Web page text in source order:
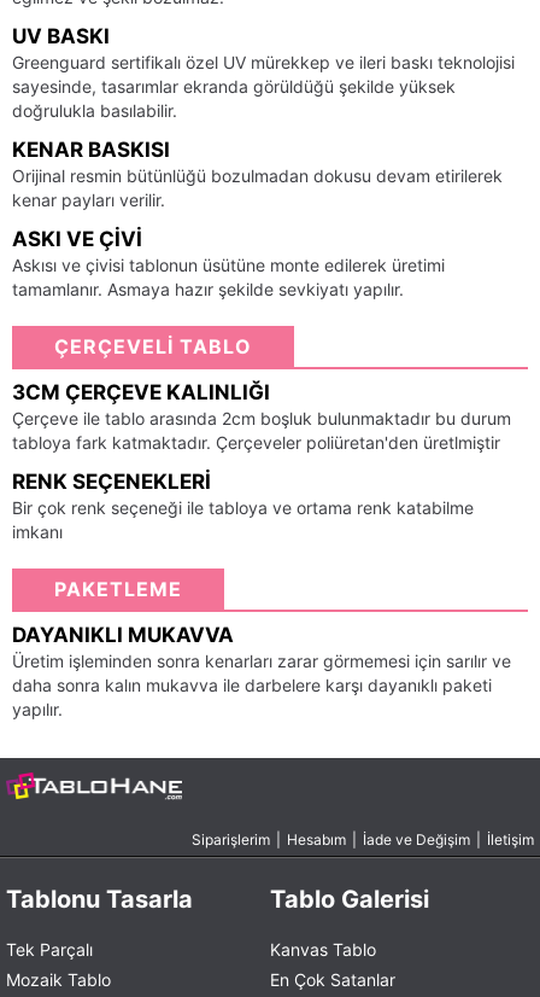
UV BASKI
Greenguard sertifikalı özel UV mürekkep ve ileri baskı teknolojisi
sayesinde, tasarımlar ekranda görüldüğü şekilde yüksek
doğrulukla basılabilir.
KENAR BASKISI
Orijinal resmin bütünlüğü bozulmadan dokusu devam etirilerek
kenar payları verilir.
ASKI VE ÇIVI
Askısı ve çivisi tablonun üsütüne monte edilerek üretimi
tamamlanır. Asmaya hazır şekilde sevkiyatı yapılır.
ÇERÇEVELİ TABLO
3CM ÇERÇEVE KALINLIĞI
Çerçeve ile tablo arasında 2cm boşluk bulunmaktadır bu durum
tabloya fark katmaktadır. Çerçeveler poliüretan'den üretlmiştir
RENK SEÇENEKLERI
Bir çok renk seçeneği ile tabloya ve ortama renk katabilme
imkanı
PAKETLEME
DAYANIKLI MUKAVVA
Üretim işleminden sonra kenarları zarar görmemesi için sarılır ve
daha sonra kalın mukavva ile darbelere karşı dayanıklı paketi
yapılır.
Siparişlerim Hesabım İade ve Değişim İletişim
Tablonu Tasarla
Tek Parçalı
Mozaik Tablo
Tablo Galerisi
Kanvas Tablo
En Çok Satanlar